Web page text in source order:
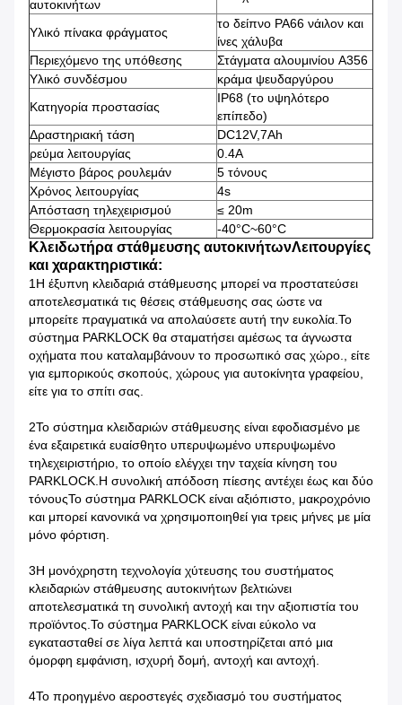
αυτοκινήτων
Υλικό πίνακα φράγματος
το δείπνο PA66 νάιλον και
ίνες χάλυβα
Περιεχόμενο της υπόθεσης
Στάγματα αλουμινίου A356
Υλικό συνδέσμου
κράμα ψευδαργύρου
Κατηγορία προστασίας
IP68 (το υψηλότερο
επίπεδο)
Δραστηριακή τάση
DC12V,7Ah
ρεύμα λειτουργίας
0.4Α
Μέγιστο βάρος ρουλεμάν
5 τόνους
Χρόνος λειτουργίας
4s
Απόσταση τηλεχειρισμού
≤ 20m
Θερμοκρασία λειτουργίας
-40°C~60°C
Κλειδωτήρα στάθμευσης αυτοκινήτωνΛειτουργίες
και χαρακτηριστικά:
1Η έξυπνη κλειδαριά στάθμευσης μπορεί να προστατεύσει
αποτελεσματικά τις θέσεις στάθμευσης σας ώστε να
μπορείτε πραγματικά να απολαύσετε αυτή την ευκολία.Το
σύστημα PARKLOCK θα σταματήσει αμέσως τα άγνωστα
οχήματα που καταλαμβάνουν το προσωπικό σας χώρο., είτε
για εμπορικούς σκοπούς, χώρους για αυτοκίνητα γραφείου,
είτε για το σπίτι σας.
2Το σύστημα κλειδαριών στάθμευσης είναι εφοδιασμένο με
ένα εξαιρετικά ευαίσθητο υπερυψωμένο υπερυψωμένο
τηλεχειριστήριο, το οποίο ελέγχει την ταχεία κίνηση του
PARKLOCK.Η συνολική απόδοση πίεσης αντέχει έως και δύο
τόνουςΤο σύστημα PARKLOCK είναι αξιόπιστο, μακροχρόνιο
και μπορεί κανονικά να χρησιμοποιηθεί για τρεις μήνες με μία
μόνο φόρτιση.
3Η μονόχρηστη τεχνολογία χύτευσης του συστήματος
κλειδαριών στάθμευσης αυτοκινήτων βελτιώνει
αποτελεσματικά τη συνολική αντοχή και την αξιοπιστία του
προϊόντος.Το σύστημα PARKLOCK είναι εύκολο να
εγκατασταθεί σε λίγα λεπτά και υποστηρίζεται από μια
όμορφη εμφάνιση, ισχυρή δομή, αντοχή και αντοχή.
4Το προηγμένο αεροστεγές σχεδιασμό του συστήματος